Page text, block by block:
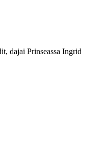
dajai Prinseassa Ingrid